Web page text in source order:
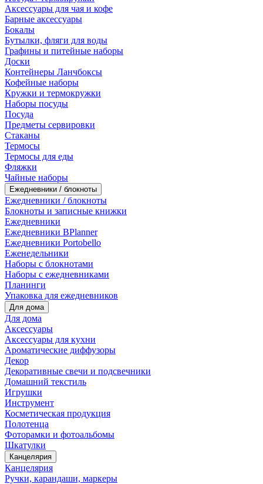
Аксессуары для чая и кофе
Барные аксессуары
Бокалы
Бутылки, фляги для воды
Графины и питейные наборы
Доски
Контейнеры Ланчбоксы
Кофейные наборы
Кружки и термокружки
Наборы посуды
Посуда
Предметы сервировки
Стаканы
Термосы
Термосы для еды
Фляжки
Чайные наборы
Ежедневники / блокноты
Ежедневники / блокноты
Блокноты и записные книжки
Ежедневники
Ежедневники BPlanner
Ежедневники Portobello
Еженедельники
Наборы с блокнотами
Наборы с ежедневниками
Планинги
Упаковка для ежедневников
Для дома
Для дома
Аксессуары
Аксессуары для кухни
Ароматические диффузоры
Декор
Декоративные свечи и подсвечники
Домашний текстиль
Игрушки
Инструмент
Косметическая продукция
Полотенца
Фоторамки и фотоальбомы
Шкатулки
Канцелярия
Канцелярия
Ручки, карандаши, маркеры